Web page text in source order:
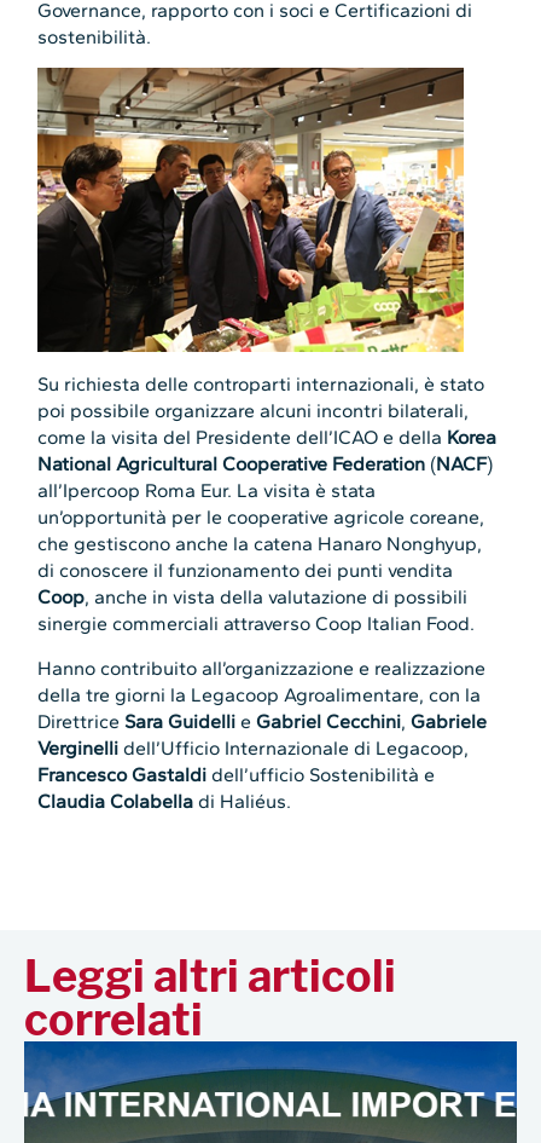
Governance, rapporto con i soci e Certificazioni di
sostenibilità.
Su richiesta delle controparti internazionali, è stato
poi possibile organizzare alcuni incontri bilaterali,
come la visita del Presidente dell’ICAO e della Korea
National Agricultural Cooperative Federation (NACF)
all’Ipercoop Roma Eur. La visita è stata
un’opportunità per le cooperative agricole coreane,
che gestiscono anche la catena Hanaro Nonghyup,
di conoscere il funzionamento dei punti vendita
Coop, anche in vista della valutazione di possibili
sinergie commerciali attraverso Coop Italian Food.
Hanno contribuito all’organizzazione e realizzazione
della tre giorni la Legacoop Agroalimentare, con la
Direttrice Sara Guidelli eGabriel Cecchini,Gabriele
Verginelli dell’Ufficio Internazionale di Legacoop,
Francesco Gastaldi dell’ufficio Sostenibilità e
Claudia Colabella di Haliéus.
Leggi altri articoli
correlati